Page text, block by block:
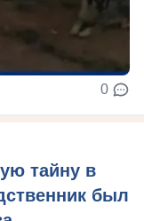
0
тайну в
был